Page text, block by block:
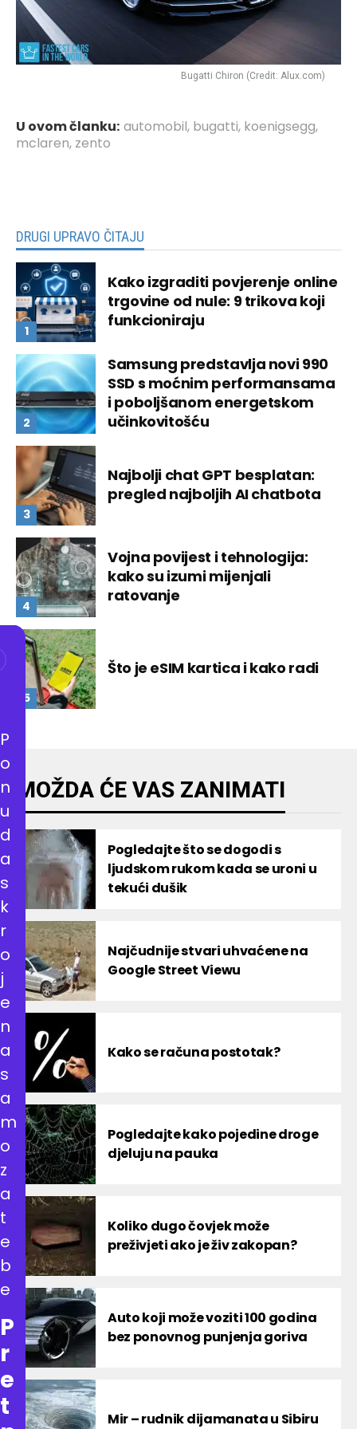
Bugatti Chiron (Credit: Alux.com)
U ovom članku: automobil, bugatti, koenigsegg,
mclaren, zento
DRUGI UPRAVO ČITAJU
Kako izgraditi povjerenje online
trgovine od nule: 9 trikova koji
funkcioniraju
Samsung predstavlja novi 990
SSD s moćnim performansama
i poboljšanom energetskom
učinkovitošću
Najbolji chat GPT besplatan:
pregled najboljih AI chatbota
Vojna povijest i tehnologija:
kako su izumi mijenjali
ratovanje
Što je eSIM kartica i kako radi
MOŽDA ĆE VAS ZANIMATI
Pogledajte što se dogodi s
ljudskom rukom kada se uroni u
tekući dušik
Najčudnije stvari uhvaćene na
Google Street Viewu
Kako se računa postotak?
Pogledajte kako pojedine droge
djeluju na pauka
Koliko dugo čovjek može
preživjeti ako je živ zakopan?
Auto koji može voziti 100 godina
bez ponovnog punjenja goriva
Mir – rudnik dijamanata u Sibiru
P
o
n
u
d
a
s
k
r
o
j
e
n
a
s
a
m
o
z
a
t
e
b
e
P
r
e
t